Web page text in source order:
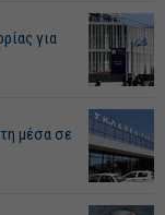
για
μέσα σε